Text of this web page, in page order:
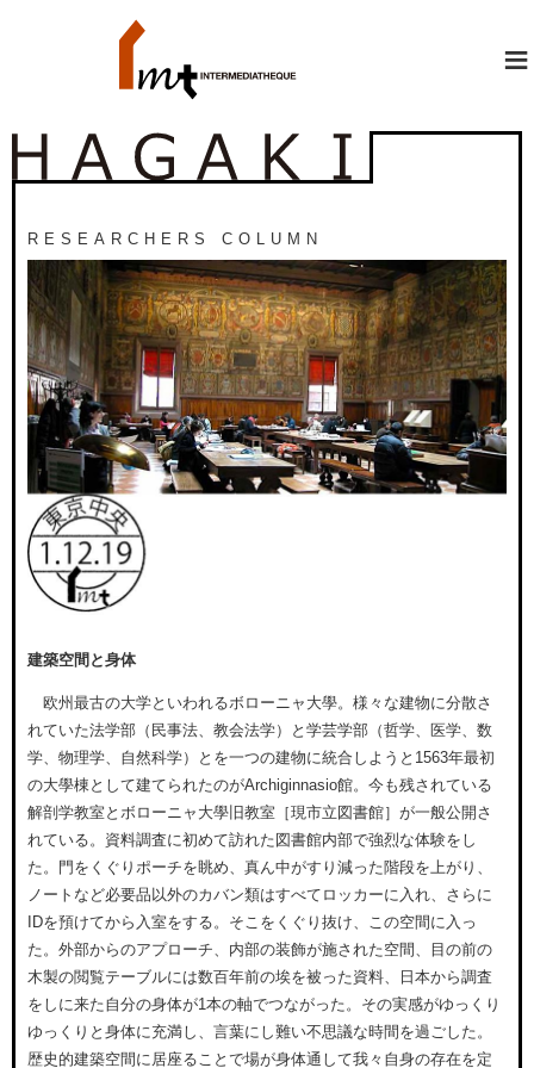
≡
RESEARCHERS COLUMN
建築空間と身体
欧州最古の大学といわれるボローニャ大學。様々な建物に分散さ
れていた法学部（民事法、教会法学）と学芸学部（哲学、医学、数
学、物理学、自然科学）とを一つの建物に統合しようと1563年最初
の大學棟として建てられたのがArchiginnasio館。今も残されている
解剖学教室とボローニャ大學旧教室［現市立図書館］が一般公開さ
れている。資料調査に初めて訪れた図書館内部で強烈な体験をし
た。門をくぐりポーチを眺め、真ん中がすり減った階段を上がり、
ノートなど必要品以外のカバン類はすべてロッカーに入れ、さらに
IDを預けてから入室をする。そこをくぐり抜け、この空間に入っ
た。外部からのアプローチ、内部の装飾が施された空間、目の前の
木製の閲覧テーブルには数百年前の埃を被った資料、日本から調査
をしに来た自分の身体が1本の軸でつながった。その実感がゆっくり
ゆっくりと身体に充満し、言葉にし難い不思議な時間を過ごした。
歴史的建築空間に居座ることで場が身体通して我々自身の存在を定